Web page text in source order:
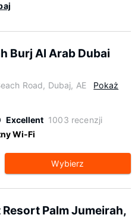
Burj Al Arab Dubai
Road, Dubaj, AE
Pokaż
Excellent 1003 recenzji
Wi-Fi
Wybierz
Palm Jumeirah,